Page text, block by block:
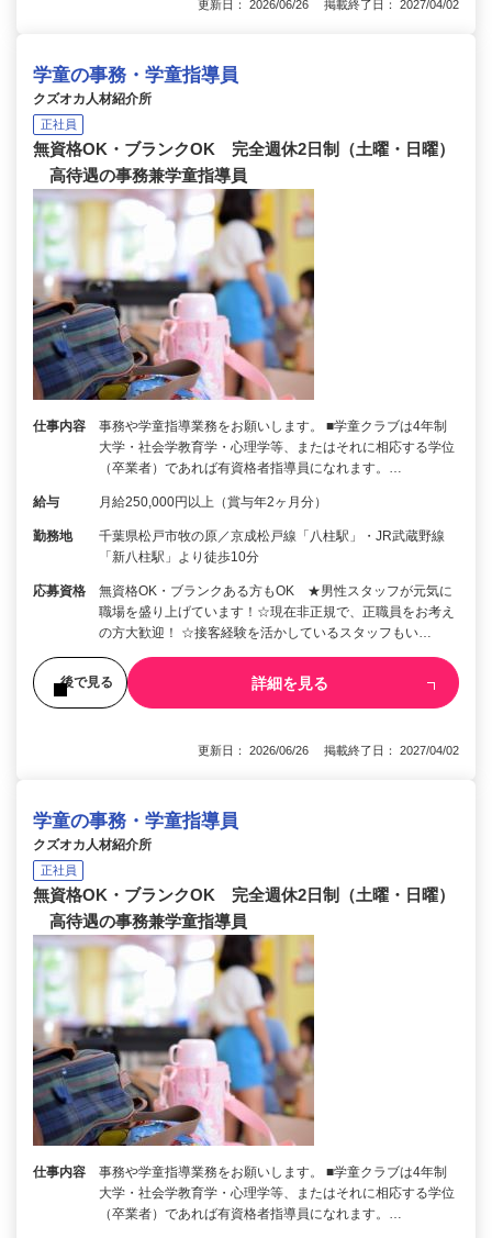
更新日： 2026/06/26 掲載終了日： 2027/04/02
学童の事務・学童指導員
クズオカ人材紹介所
正社員
無資格OK・ブランクOK 完全週休2日制（土曜・日曜）
高待遇の事務兼学童指導員
仕事内容
事務や学童指導業務をお願いします。 ■学童クラブは4年制
大学・社会学教育学・心理学等、またはそれに相応する学位
（卒業者）であれば有資格者指導員になれます。…
給与 月給250,000円以上（賞与年2ヶ月分）
勤務地
千葉県松戸市牧の原／京成松戸線「八柱駅」・JR武蔵野線
「新八柱駅」より徒歩10分
応募資格
無資格OK・ブランクある方もOK ★男性スタッフが元気に
職場を盛り上げています！☆現在非正規で、正職員をお考え
の方大歓迎！ ☆接客経験を活かしているスタッフもい…
後で見る 詳細を見る
更新日： 2026/06/26 掲載終了日： 2027/04/02
学童の事務・学童指導員
クズオカ人材紹介所
正社員
無資格OK・ブランクOK 完全週休2日制（土曜・日曜）
高待遇の事務兼学童指導員
仕事内容
事務や学童指導業務をお願いします。 ■学童クラブは4年制
大学・社会学教育学・心理学等、またはそれに相応する学位
（卒業者）であれば有資格者指導員になれます。…